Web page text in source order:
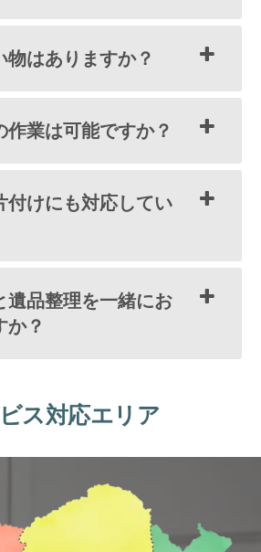
物はありますか？
作業は可能ですか？
付けにも対応してい
遺品整理を一緒にお
か？
ス対応エリア